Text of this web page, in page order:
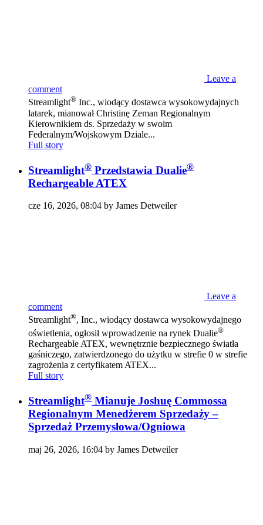
Leave a
comment
Streamlight® Inc., wiodący dostawca wysokowydajnych
latarek, mianował Christinę Zeman Regionalnym
Kierownikiem ds. Sprzedaży w swoim
Federalnym/Wojskowym Dziale...
Full story
Streamlight® Przedstawia Dualie®
Rechargeable ATEX
cze 16, 2026, 08:04 by James Detweiler
Leave a
comment
Streamlight®, Inc., wiodący dostawca wysokowydajnego
oświetlenia, ogłosił wprowadzenie na rynek Dualie®
Rechargeable ATEX, wewnętrznie bezpiecznego światła
gaśniczego, zatwierdzonego do użytku w strefie 0 w strefie
zagrożenia z certyfikatem ATEX...
Full story
Streamlight® Mianuje Joshuę Commossa
Regionalnym Menedżerem Sprzedaży –
Sprzedaż Przemysłowa/Ogniowa
maj 26, 2026, 16:04 by James Detweiler